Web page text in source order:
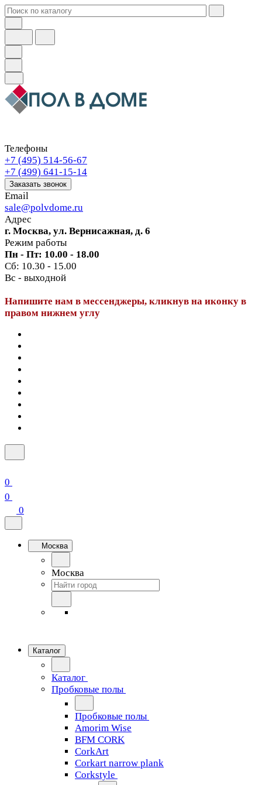
Телефоны
+7 (495) 514-56-67
+7 (499) 641-15-14
Заказать звонок
Email
sale@polvdome.ru
Адрес
г. Москва, ул. Вернисажная, д. 6
Режим работы
Пн - Пт: 10.00 - 18.00
Сб: 10.30 - 15.00
Вс - выходной
Напишите нам в мессенджеры, кликнув на иконку в
правом нижнем углу
0
0
0
Москва
Москва
Каталог
Каталог
Пробковые полы
Пробковые полы
Amorim Wise
BFM CORK
CorkArt
Corkart narrow plank
Corkstyle